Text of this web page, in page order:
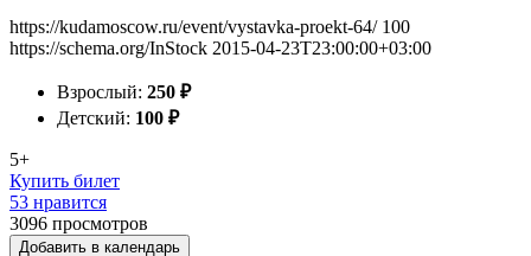
https://kudamoscow.ru/event/vystavka-proekt-64/ 100
https://schema.org/InStock 2015-04-23T23:00:00+03:00
Взрослый: 250 ₽
Детский: 100 ₽
5+
Купить билет
53 нравится
3096 просмотров
Добавить в календарь